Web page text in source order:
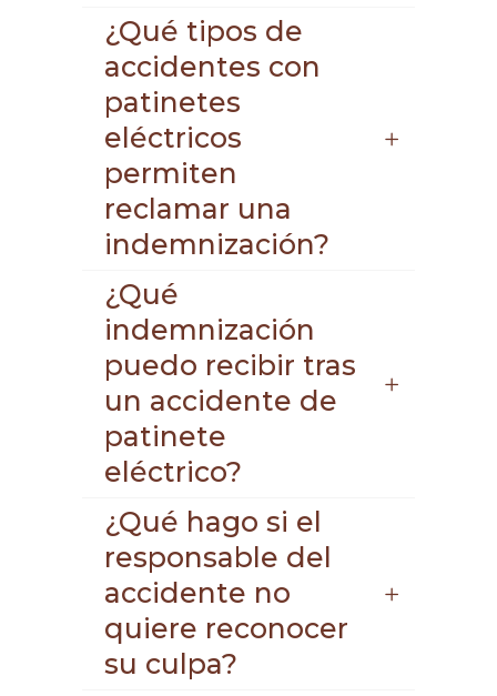
¿Qué tipos de
accidentes con
patinetes
eléctricos
permiten
reclamar una
indemnización?
¿Qué
indemnización
puedo recibir tras
un accidente de
patinete
eléctrico?
¿Qué hago si el
responsable del
accidente no
quiere reconocer
su culpa?